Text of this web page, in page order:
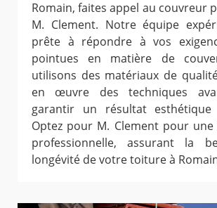
Romain, faites appel au couvreur
M. Clement. Notre équipe
prête à répondre à vos
pointues en matière de
utilisons des matériaux de
en œuvre des techniques
garantir un résultat
Optez pour M. Clement pour
professionnelle, assurant la
longévité de votre toiture à